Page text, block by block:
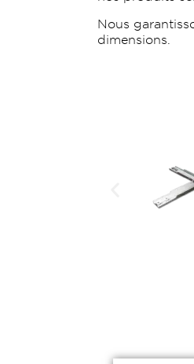
Nous
dimensions.